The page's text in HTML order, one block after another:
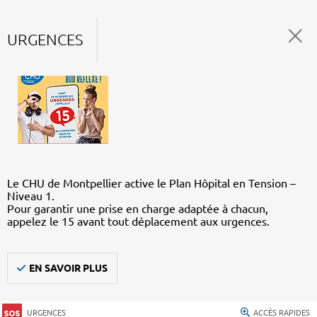
URGENCES
Le CHU de Montpellier active le Plan Hôpital en Tension –
Niveau 1.
Pour garantir une prise en charge adaptée à chacun,
appelez le 15 avant tout déplacement aux urgences.
EN SAVOIR PLUS
URGENCES ACCÈS RAPIDES